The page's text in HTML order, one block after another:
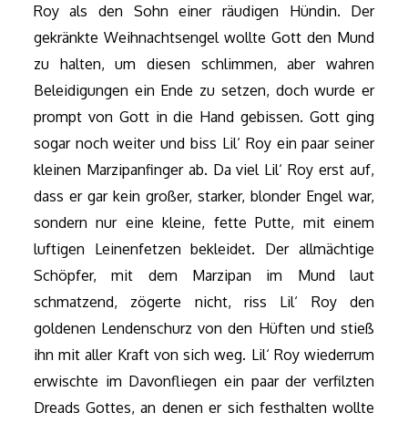
Roy als den Sohn einer räudigen Hündin. Der
gekränkte Weihnachtsengel wollte Gott den Mund
zu halten, um diesen schlimmen, aber wahren
Beleidigungen ein Ende zu setzen, doch wurde er
prompt von Gott in die Hand gebissen. Gott ging
sogar noch weiter und biss Lil‘ Roy ein paar seiner
kleinen Marzipanfinger ab. Da viel Lil‘ Roy erst auf,
dass er gar kein großer, starker, blonder Engel war,
sondern nur eine kleine, fette Putte, mit einem
luftigen Leinenfetzen bekleidet. Der allmächtige
Schöpfer, mit dem Marzipan im Mund laut
schmatzend, zögerte nicht, riss Lil‘ Roy den
goldenen Lendenschurz von den Hüften und stieß
ihn mit aller Kraft von sich weg. Lil‘ Roy wiederrum
erwischte im Davonfliegen ein paar der verfilzten
Dreads Gottes, an denen er sich festhalten wollte